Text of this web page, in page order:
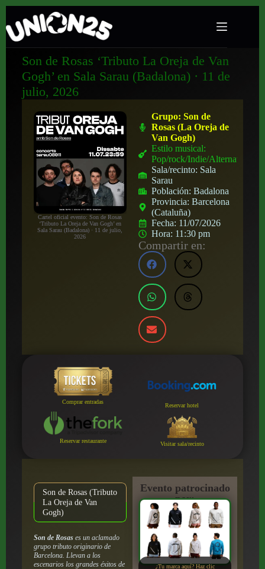
Son de Rosas ‘Tributo La Oreja de Van
Gogh’ en Sala Sarau (Badalona) · 11 de
julio, 2026
Cartel oficial evento: Son de Rosas
‘Tributo La Oreja de Van Gogh’ en
Sala Sarau (Badalona) · 11 de julio,
2026
Grupo:Son de
Rosas (La Oreja de
Van Gogh)
Estilo musical:
Pop/rock/Indie/Alternativo
Sala/recinto: Sala
Sarau
Población:Badalona
Provincia:Barcelona
(Cataluña)
Fecha: 11/07/2026
Hora: 11:30 pm
Compartir en:
Comprar entradas
Reservar hotel
Reservar restaurante Visitar sala/recinto
Son de Rosas (Tributo
La Oreja de Van
Gogh)
Son de Rosases un aclamado
grupo tributo originario de
Barcelona. Llevan a los
escenarios los grandes éxitos de
Evento patrocinado
por:
¿Tu marca aquí? Haz clic